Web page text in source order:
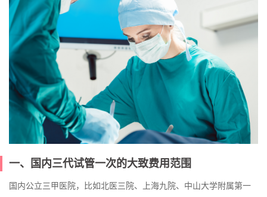
一、国内三代试管一次的大致费用范围
国内公立三甲医院，比如北医三院、上海九院、中山大学附属第一